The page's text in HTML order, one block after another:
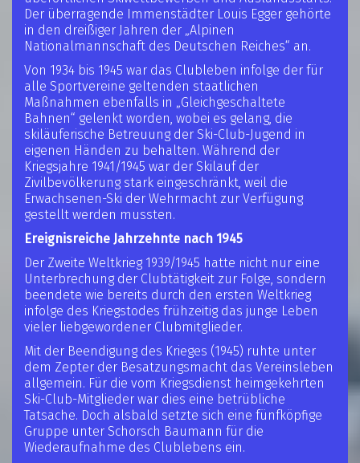
Der überragende Immenstädter Louis Egger gehörte
in den dreißiger Jahren der „Alpinen
Nationalmannschaft des Deutschen Reiches“ an.
Von 1934 bis 1945 war das Clubleben infolge der für
alle Sportvereine geltenden staatlichen
Maßnahmen ebenfalls in „Gleichgeschaltete
Bahnen“ gelenkt worden, wobei es gelang, die
skiläuferische Betreuung der Ski-Club-Jugend in
eigenen Händen zu behalten. Während der
Kriegsjahre 1941/1945 war der Skilauf der
Zivilbevölkerung stark eingeschränkt, weil die
Erwachsenen-Ski der Wehrmacht zur Verfügung
gestellt werden mussten.
Ereignisreiche Jahrzehnte nach 1945
Der Zweite Weltkrieg 1939/1945 hatte nicht nur eine
Unterbrechung der Clubtätigkeit zur Folge, sondern
beendete wie bereits durch den ersten Weltkrieg
infolge des Kriegstodes frühzeitig das junge Leben
vieler liebgewordener Clubmitglieder.
Mit der Beendigung des Krieges (1945) ruhte unter
dem Zepter der Besatzungsmacht das Vereinsleben
allgemein. Für die vom Kriegsdienst heimgekehrten
Ski-Club-Mitglieder war dies eine betrübliche
Tatsache. Doch alsbald setzte sich eine fünfköpfige
Gruppe unter Schorsch Baumann für die
Wiederaufnahme des Clublebens ein.